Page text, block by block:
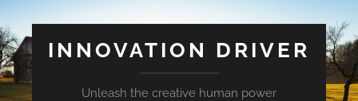
INNOVATION DRIVER
Unleash the creative human power